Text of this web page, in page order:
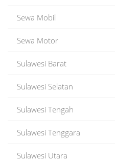
Sewa Mobil
Sewa Motor
Sulawesi Barat
Sulawesi Selatan
Sulawesi Tengah
Sulawesi Tenggara
Sulawesi Utara